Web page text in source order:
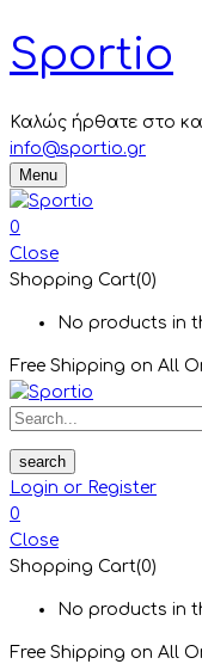
Sportio
Καλώς ήρθατε στο
info@sportio.gr
Menu
0
Close
Shopping Cart(0)
No products in
Free Shipping on All
search
Login or Register
0
Close
Shopping Cart(0)
No products in
Free Shipping on All